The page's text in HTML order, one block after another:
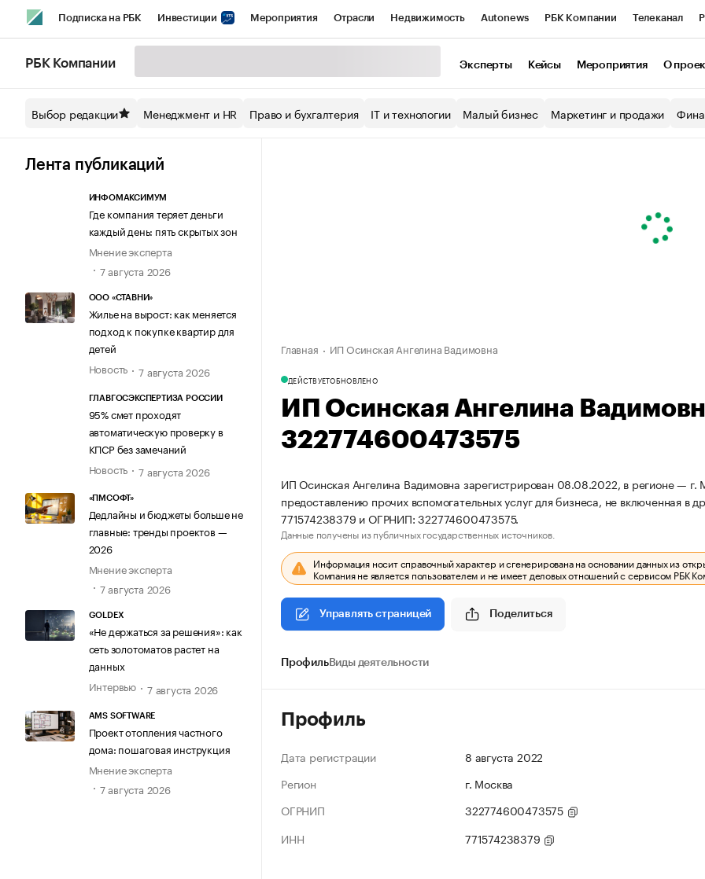
Подписка на РБК Инвестиции Мероприятия Отрасли Недвижимость Autonews РБК Компании Телеканал
Спецпроекты СПб Конференции СПб Спецпроекты Экономика Бизнес
Технологии и медиа
РБК Компании Эксперты Кейсы Мероприятия О
Выбор редакции Менеджмент и HR Право и бухгалтерия IT и технологии Малый бизнес Маркетинг и продажи
Лента публикаций
ИНФОМАКСИМУМ
Где компания теряет деньги
каждый день: пять скрытых зон
Мнение эксперта
7 августа 2026
ООО «СТАВНИ»
Жилье на вырост: как меняется
подход к покупке квартир для
детей
Новость
7 августа 2026
ГЛАВГОСЭКСПЕРТИЗА РОССИИ
95% смет проходят
автоматическую проверку в
КПСР без замечаний
Новость
7 августа 2026
«ПМСОФТ»
Дедлайны и бюджеты больше не
главные: тренды проектов —
2026
Мнение эксперта
7 августа 2026
GOLDEX
«Не держаться за решения»: как
сеть золотоматов растет на
данных
Интервью
7 августа 2026
AMS SOFTWARE
Проект отопления частного
дома: пошаговая инструкция
Мнение эксперта
7 августа 2026
Главная ИП Осинская Ангелина Вадимовна
ДЕЙСТВУЕТОБНОВЛЕНО
ИП Осинская Ангелина
322774600473575
ИП Осинская Ангелина Вадимовна зарегистрирован 08.08.2022, в регионе — г.
предоставлению прочих вспомогательных услуг для бизнеса, не включенная в
771574238379 и ОГРНИП: 322774600473575.
Данные получены из публичных государственных источников.
Информация носит справочный характер и сгенерирована на основании данных из
Компания не является пользователем и не имеет деловых отношений с сервисом РБК
Управлять страницей Поделиться
ПрофильВиды деятельности
Профиль
Дата регистрации
8 августа 2022
Регион
г. Москва
ОГРНИП
322774600473575
ИНН
771574238379